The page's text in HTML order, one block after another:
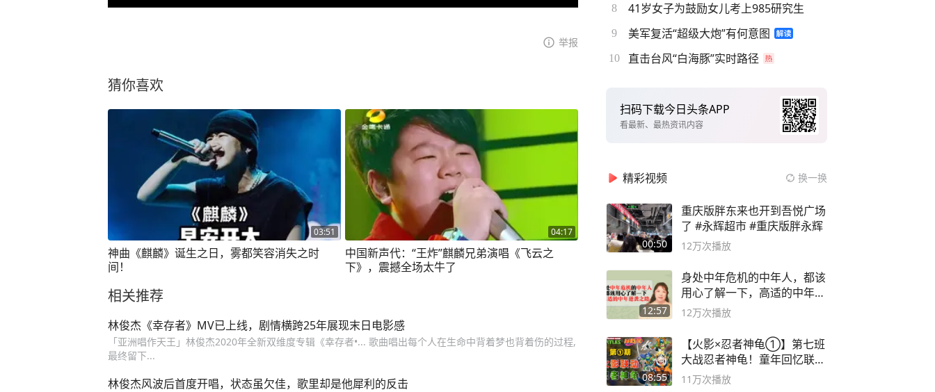
举报
猜你喜欢
03:51
神曲《麒麟》诞生之日，雾都笑容消失之时
间！
04:17
中国新声代：“王炸”麒麟兄弟演唱《飞云之
下》，震撼全场太牛了
相关推荐
林俊杰《幸存者》MV已上线，剧情横跨25年展现末日电影感
「亚洲唱作天王」林俊杰2020年全新双维度专辑《幸存者•... 歌曲唱出每个人在生命中背着梦也背着伤的过程,
最终留下...
林俊杰风波后首度开唱，状态虽欠佳，歌里却是他犀利的反击
8 41岁女子为鼓励女儿考上985研究生
9 美军复活“超级大炮”有何意图
10 直击台风“白海豚”实时路径
扫码下载今日头条APP
看最新、最热资讯内容
精彩视频 换一换
00:50
重庆版胖东来也开到吾悦广场
了 #永辉超市 #重庆版胖永辉
12万次播放
12:57
身处中年危机的中年人，都该
用心了解一下，高适的中年逆
袭之路
12万次播放
08:55
【火影×忍者神龟①】第七班
大战忍者神龟！童年回忆联动
论武？
11万次播放